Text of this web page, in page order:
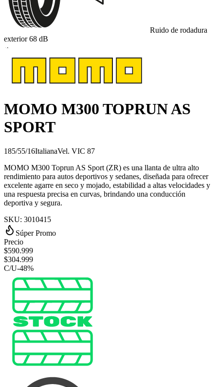
Ruido de rodadura
exterior 68 dB
A
MOMO M300 TOPRUN AS
SPORT
185/55/16ItalianaVel. VIC 87
MOMO M300 Toprun AS Sport (ZR) es una llanta de ultra alto
rendimiento para autos deportivos y sedanes, diseñada para ofrecer
excelente agarre en seco y mojado, estabilidad a altas velocidades y
una respuesta precisa en curvas, brindando una conducción
deportiva y segura.
SKU: 3010415
Súper Promo
Precio
$590.999
$304.999
C/U-48%